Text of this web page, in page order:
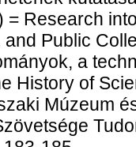
= Research
Public
a
History of
Múzeum